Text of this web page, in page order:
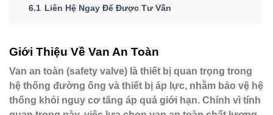
6.1 Liên Hệ Ngay Để Được Tư Vấn
Giới Thiệu Về Van An Toàn
Van an toàn (safety valve) là thiết bị quan trọng trong
hệ thống đường ống và thiết bị áp lực, nhằm bảo vệ hệ
thống khỏi nguy cơ tăng áp quá giới hạn. Chính vì tính